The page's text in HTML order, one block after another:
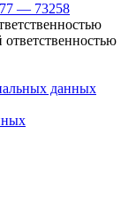
77 — 73258
данных